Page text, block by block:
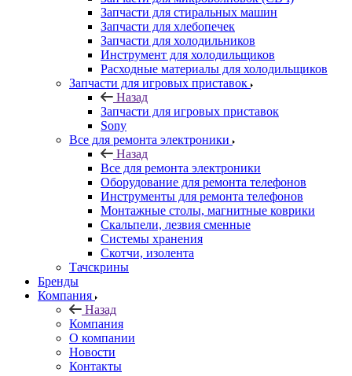
Запчасти для хлебопечек
Запчасти для холодильников
Инструмент для холодильщиков
Расходные материалы для холодильщиков
Запчасти для игровых приставок
Назад
Запчасти для игровых приставок
Sony
Все для ремонта электроники
Назад
Все для ремонта электроники
Оборудование для ремонта телефонов
Инструменты для ремонта телефонов
Монтажные столы, магнитные коврики
Скальпели, лезвия сменные
Системы хранения
Скотчи, изолента
Тачскрины
Бренды
Компания
Назад
Компания
О компании
Новости
Контакты
Контакты